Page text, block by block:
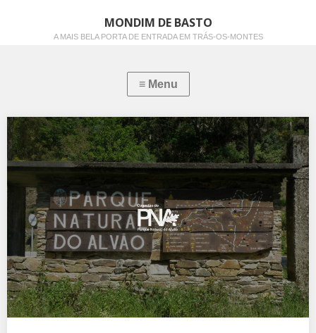
MONDIM DE BASTO
A MAIS BELA PORTA DE ENTRADA EM TRÁS-OS-MONTES